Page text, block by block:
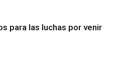
para las luchas por venir